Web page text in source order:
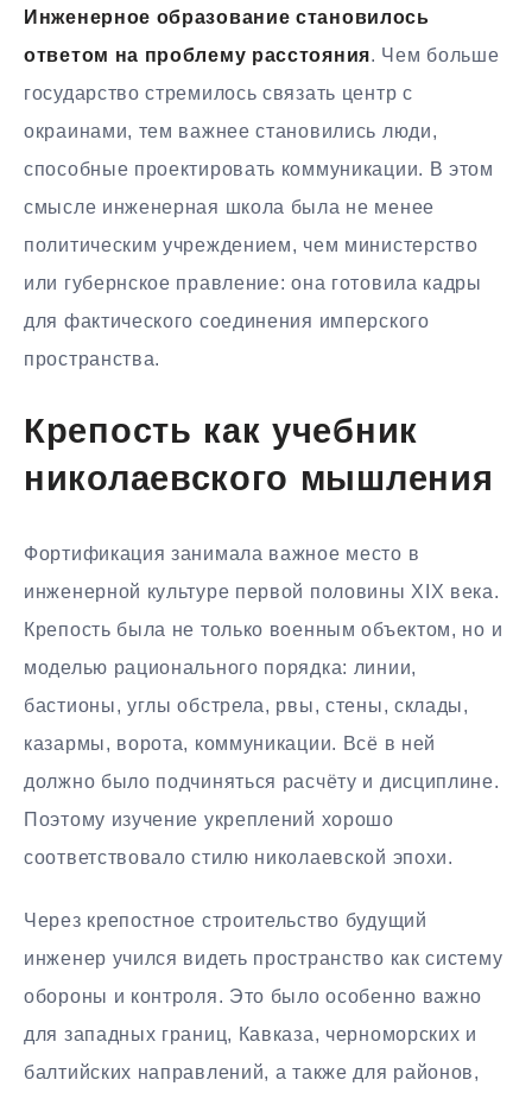
Инженерное образование становилось
ответом на проблему расстояния. Чем больше
государство стремилось связать центр с
окраинами, тем важнее становились люди,
способные проектировать коммуникации. В этом
смысле инженерная школа была не менее
политическим учреждением, чем министерство
или губернское правление: она готовила кадры
для фактического соединения имперского
пространства.
Крепость как учебник
николаевского мышления
Фортификация занимала важное место в
инженерной культуре первой половины XIX века.
Крепость была не только военным объектом, но и
моделью рационального порядка: линии,
бастионы, углы обстрела, рвы, стены, склады,
казармы, ворота, коммуникации. Всё в ней
должно было подчиняться расчёту и дисциплине.
Поэтому изучение укреплений хорошо
соответствовало стилю николаевской эпохи.
Через крепостное строительство будущий
инженер учился видеть пространство как систему
обороны и контроля. Это было особенно важно
для западных границ, Кавказа, черноморских и
балтийских направлений, а также для районов,